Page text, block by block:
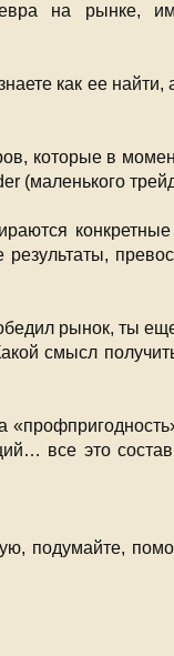
на рынке,
как ее найти,
которые в
(маленького
результаты,
рынок, ты
смысл
все это
подумайте,